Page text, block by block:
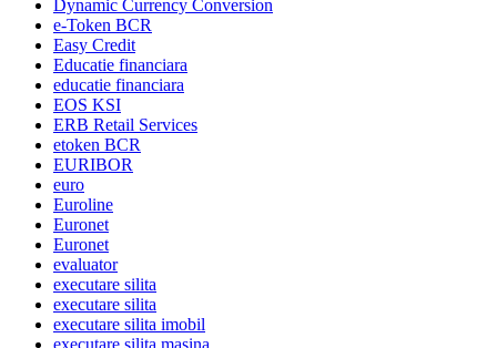
Dynamic Currency Conversion
e-Token BCR
Easy Credit
Educatie financiara
educatie financiara
EOS KSI
ERB Retail Services
etoken BCR
EURIBOR
euro
Euroline
Euronet
Euronet
evaluator
executare silita
executare silita
executare silita imobil
executare silita masina